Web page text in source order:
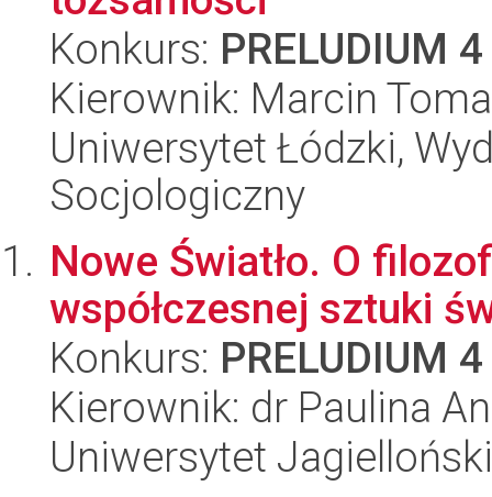
Konkurs: PRELUDIUM 4
Kierownik: Marcin
Uniwersytet Łódzki,
Socjologiczny
Nowe Światło. O
współczesnej sztuki
Konkurs: PRELUDIUM 4
Kierownik: dr Paulina
Uniwersytet